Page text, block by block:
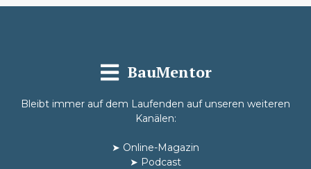
BauMentor
Bleibt immer auf dem Laufenden auf unseren weiteren
Kanälen:
➤ Online-Magazin
➤ Podcast